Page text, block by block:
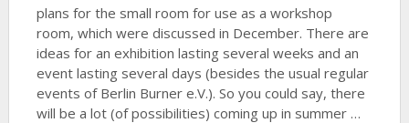
plans for the small room for use as a workshop
room, which were discussed in December. There are
ideas for an exhibition lasting several weeks and an
event lasting several days (besides the usual regular
events of Berlin Burner e.V.). So you could say, there
will be a lot (of possibilities) coming up in summer …